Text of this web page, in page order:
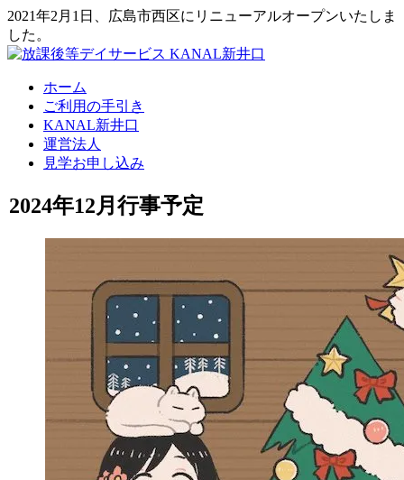
2021年2月1日、広島市西区にリニューアルオープンいたしま
した。
ホーム
ご利用の手引き
KANAL新井口
運営法人
見学お申し込み
2024年12月行事予定